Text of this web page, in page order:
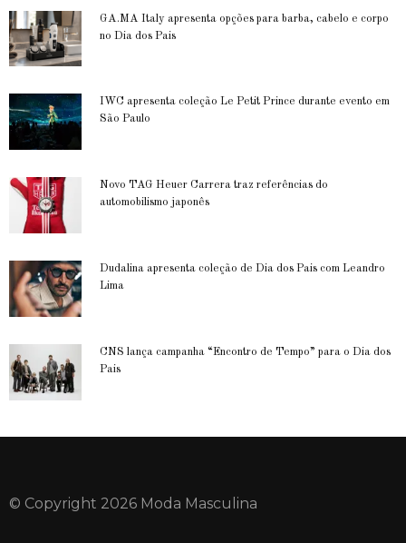
GA.MA Italy apresenta opções para barba, cabelo e corpo
no Dia dos Pais
IWC apresenta coleção Le Petit Prince durante evento em
São Paulo
Novo TAG Heuer Carrera traz referências do
automobilismo japonês
Dudalina apresenta coleção de Dia dos Pais com Leandro
Lima
CNS lança campanha “Encontro de Tempo” para o Dia dos
Pais
© Copyright 2026 Moda Masculina